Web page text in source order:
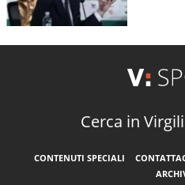
Cerca in
CONTENUTI SPECIALI